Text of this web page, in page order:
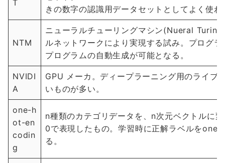
T
きの数字の認識用データセットとしてよく使わ
NTM
ニューラルチューリングマシン(Nueral
ルネットワークにより実現する試み。プログ
プログラムの自動生成が可能となる。
NVIDI
A
GPU メーカ。ディープラーニング用のライブ
いものが多い。
one-h
ot-en
codin
g
n種類のカテゴリデータを、n次元ベクトルに
0で表現したもの。学習時に正解ラベルを
る。